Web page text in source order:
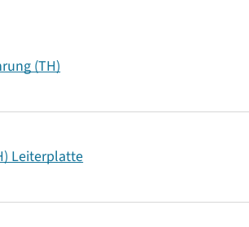
(TH)
Leiterplatte